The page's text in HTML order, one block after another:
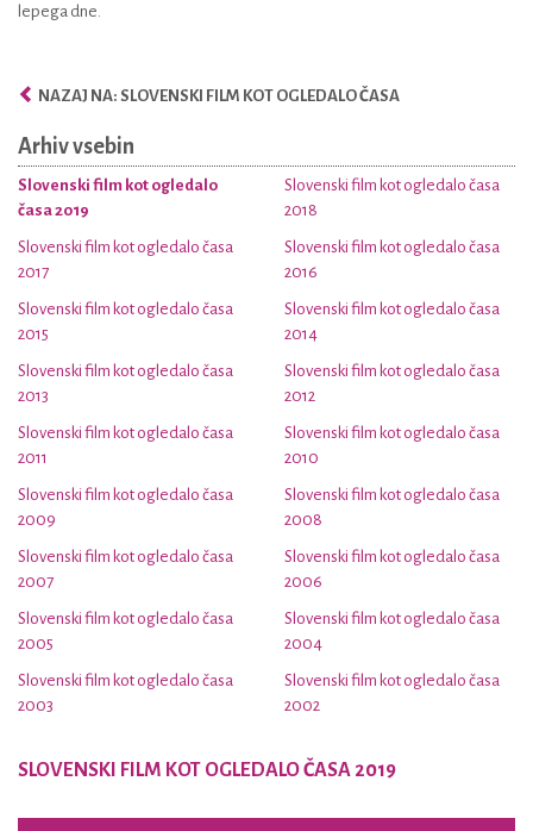
lepega dne.
NAZAJ NA: SLOVENSKI FILM KOT OGLEDALO ČASA
Arhiv vsebin
Slovenski film kot ogledalo
časa 2019
Slovenski film kot ogledalo časa
2018
Slovenski film kot ogledalo časa
2017
Slovenski film kot ogledalo časa
2016
Slovenski film kot ogledalo časa
2015
Slovenski film kot ogledalo časa
2014
Slovenski film kot ogledalo časa
2013
Slovenski film kot ogledalo časa
2012
Slovenski film kot ogledalo časa
2011
Slovenski film kot ogledalo časa
2010
Slovenski film kot ogledalo časa
2009
Slovenski film kot ogledalo časa
2008
Slovenski film kot ogledalo časa
2007
Slovenski film kot ogledalo časa
2006
Slovenski film kot ogledalo časa
2005
Slovenski film kot ogledalo časa
2004
Slovenski film kot ogledalo časa
2003
Slovenski film kot ogledalo časa
2002
SLOVENSKI FILM KOT OGLEDALO ČASA 2019